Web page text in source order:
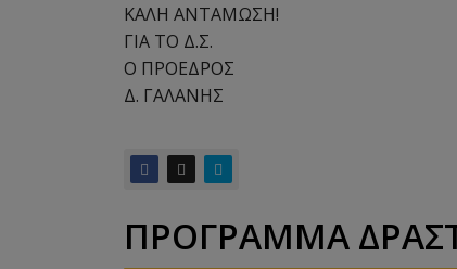
ΚΑΛΗ ΑΝΤΑΜΩΣΗ!
ΓΙΑ ΤΟ Δ.Σ.
Ο ΠΡΟΕΔΡΟΣ Ο
Δ. ΓΑΛΑΝΗΣ Δ.
ΠΡΟΓΡΑΜΜΑ